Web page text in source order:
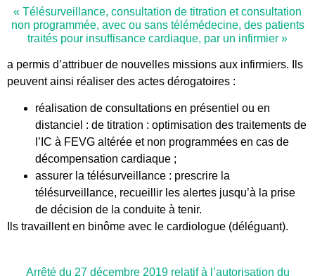
« Télésurveillance, consultation de titration et consultation
non programmée, avec ou sans télémédecine, des patients
traités pour insuffisance cardiaque, par un infirmier »
a permis d’attribuer de nouvelles missions aux infirmiers. Ils
peuvent ainsi réaliser des actes dérogatoires :
réalisation de consultations en présentiel ou en
distanciel : de titration : optimisation des traitements de
l’IC à FEVG altérée et non programmées en cas de
décompensation cardiaque ;
assurer la télésurveillance : prescrire la
télésurveillance, recueillir les alertes jusqu’à la prise
de décision de la conduite à tenir.
Ils travaillent en binôme avec le cardiologue (déléguant).
Arrêté du 27 décembre 2019 relatif à l’autorisation du